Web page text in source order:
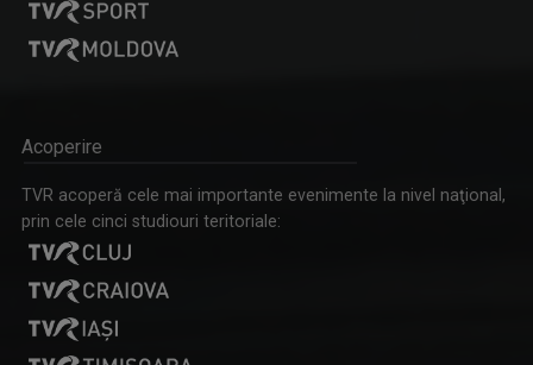
Acoperire
TVR acoperă cele mai importante evenimente la nivel naţional,
prin cele cinci studiouri teritoriale: